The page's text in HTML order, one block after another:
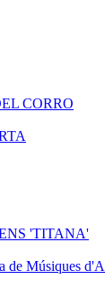
CORRO
'TITANA'
de Músiques